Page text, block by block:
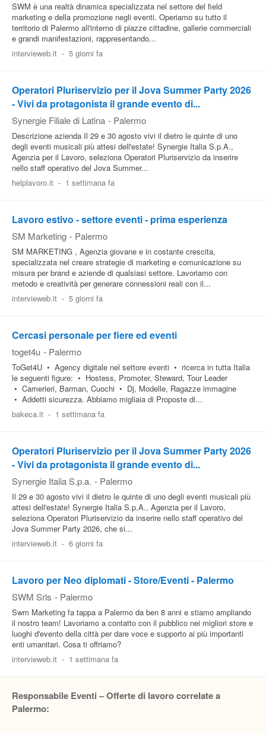
SWM è una realtà dinamica specializzata nel settore del field
marketing e della promozione negli eventi. Operiamo su tutto il
territorio di Palermo all'interno di piazze cittadine, gallerie commerciali
e grandi manifestazioni, rappresentando...
intervieweb.it - 5 giorni fa
Operatori Pluriservizio per il Jova Summer Party 2026
- Vivi da protagonista il grande evento di...
Synergie Filiale di Latina - Palermo
Descrizione azienda Il 29 e 30 agosto vivi il dietro le quinte di uno
degli eventi musicali più attesi dell'estate! Synergie Italia S.p.A.,
Agenzia per il Lavoro, seleziona Operatori Pluriservizio da inserire
nello staff operativo del Jova Summer...
helplavoro.it - 1 settimana fa
Lavoro estivo - settore eventi - prima esperienza
SM Marketing - Palermo
SM MARKETING , Agenzia giovane e in costante crescita,
specializzata nel creare strategie di marketing e comunicazione su
misura per brand e aziende di qualsiasi settore. Lavoriamo con
metodo e creatività per generare connessioni reali con il...
intervieweb.it - 5 giorni fa
Cercasi personale per fiere ed eventi
toget4u - Palermo
ToGet4U • Agency digitale nel settore eventi • ricerca in tutta Italia
le seguenti figure: • Hostess, Promoter, Steward, Tour Leader
• Camerieri, Barman, Cuochi • Dj, Modelle, Ragazze immagine
• Addetti sicurezza. Abbiamo migliaia di Proposte di...
bakeca.it - 1 settimana fa
Operatori Pluriservizio per il Jova Summer Party 2026
- Vivi da protagonista il grande evento di...
Synergie Italia S.p.a. - Palermo
Il 29 e 30 agosto vivi il dietro le quinte di uno degli eventi musicali più
attesi dell'estate! Synergie Italia S.p.A., Agenzia per il Lavoro,
seleziona Operatori Pluriservizio da inserire nello staff operativo del
Jova Summer Party 2026, che si...
intervieweb.it - 6 giorni fa
Lavoro per Neo diplomati - Store/Eventi - Palermo
SWM Srls - Palermo
Swm Marketing fa tappa a Palermo da ben 8 anni e stiamo ampliando
il nostro team! Lavoriamo a contatto con il pubblico nei migliori store e
luoghi d'evento della città per dare voce e supporto ai più importanti
enti umanitari. Cosa ti offriamo?
intervieweb.it - 1 settimana fa
Responsabile Eventi – Offerte di lavoro correlate a
Palermo: